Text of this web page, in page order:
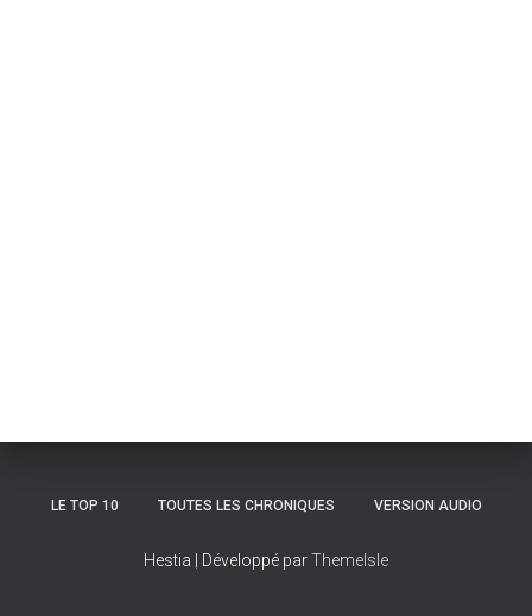
LE TOP 10 TOUTES LES CHRONIQUES VERSION AUDIO
Hestia | Développé parThemeIsle